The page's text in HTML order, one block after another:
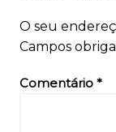
O seu
Campos
Comentário *